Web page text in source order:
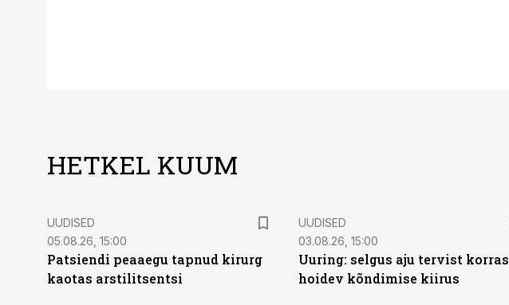
HETKEL KUUM
UUDISED
05.08.26, 15:00
Patsiendi peaaegu tapnud kirurg
kaotas arstilitsentsi
UUDISED
03.08.26, 15:00
Uuring: selgus aju tervist korras
hoidev kõndimise kiirus